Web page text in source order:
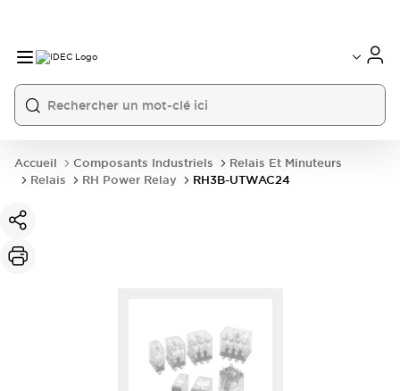
Accueil Composants Industriels
Relais Et Minuteurs
Relais
RH Power Relay RH3B-UTWAC24